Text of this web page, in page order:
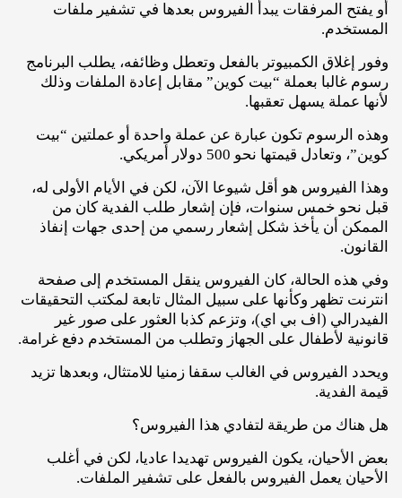
أو يفتح المرفقات يبدأ الفيروس بعدها في تشفير ملفات
المستخدم.
وفور إغلاق الكمبيوتر بالفعل وتعطل وظائفه، يطلب البرنامج
رسوم غالبا بعملة “بيت كوين” مقابل إعادة الملفات وذلك
لأنها عملة يسهل تعقبها.
وهذه الرسوم تكون عبارة عن عملة واحدة أو عملتين “بيت
كوين”، وتعادل قيمتها نحو 500 دولار أمريكي.
وهذا الفيروس هو أقل شيوعا الآن، لكن في الأيام الأولى له،
قبل نحو خمس سنوات، فإن إشعار طلب الفدية كان من
الممكن أن يأخذ شكل إشعار رسمي من إحدى جهات إنفاذ
القانون.
وفي هذه الحالة، كان الفيروس ينقل المستخدم إلى صفحة
انترنت تظهر وكأنها على سبيل المثال تابعة لمكتب التحقيقات
الفيدرالي (اف بي اي)، وتزعم كذبا العثور على صور غير
قانونية لأطفال على الجهاز وتطلب من المستخدم دفع غرامة.
ويحدد الفيروس في الغالب سقفا زمنيا للامتثال، وبعدها تزيد
قيمة الفدية.
هل هناك من طريقة لتفادي هذا الفيروس؟
بعض الأحيان، يكون الفيروس تهديدا عاديا، لكن في أغلب
الأحيان يعمل الفيروس بالفعل على تشفير الملفات.